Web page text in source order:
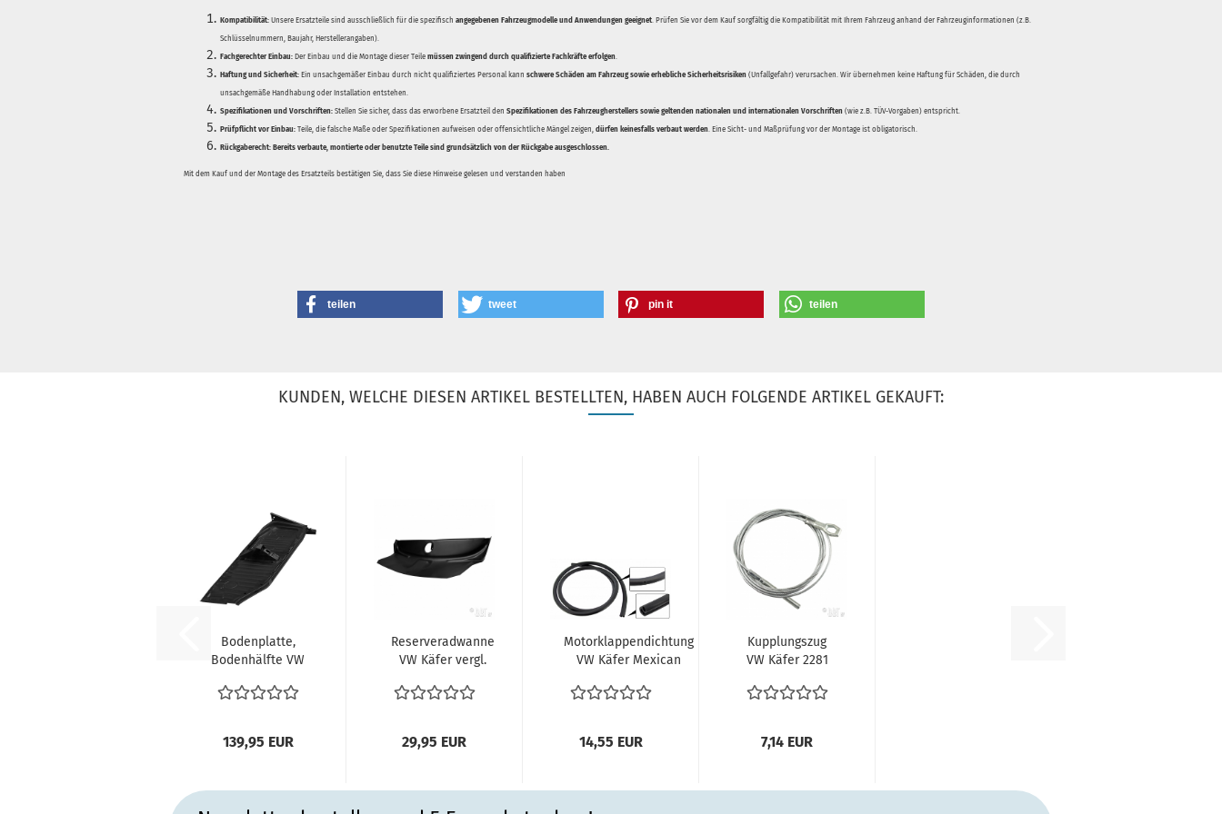
Kompatibilität: Unsere Ersatzteile sind ausschließlich für die spezifisch angegebenen Fahrzeugmodelle und Anwendungen geeignet. Prüfen Sie vor dem Kauf sorgfältig die Kompatibilität mit Ihrem Fahrzeug anhand der Fahrzeuginformationen (z.B.
Schlüsselnummern, Baujahr, Herstellerangaben).
Fachgerechter Einbau: Der Einbau und die Montage dieser Teile müssen zwingend durch qualifizierte Fachkräfte erfolgen.
Haftung und Sicherheit: Ein unsachgemäßer Einbau durch nicht qualifiziertes Personal kann schwere Schäden am Fahrzeug sowie erhebliche Sicherheitsrisiken (Unfallgefahr) verursachen. Wir übernehmen keine Haftung für Schäden, die durch
unsachgemäße Handhabung oder Installation entstehen.
Spezifikationen und Vorschriften: Stellen Sie sicher, dass das erworbene Ersatzteil den Spezifikationen des Fahrzeugherstellers sowie geltenden nationalen und internationalen Vorschriften (wie z.B. TÜV-Vorgaben) entspricht.
Prüfpflicht vor Einbau: Teile, die falsche Maße oder Spezifikationen aufweisen oder offensichtliche Mängel zeigen, dürfen keinesfalls verbaut werden. Eine Sicht- und Maßprüfung vor der Montage ist obligatorisch.
Rückgaberecht: Bereits verbaute, montierte oder benutzte Teile sind grundsätzlich von der Rückgabe ausgeschlossen.
Mit dem Kauf und der Montage des Ersatzteils bestätigen Sie, dass Sie diese Hinweise gelesen und verstanden haben
teilen tweet pin it teilen
KUNDEN, WELCHE DIESEN ARTIKEL BESTELLTEN, HABEN AUCH FOLGENDE ARTIKEL GEKAUFT:
Bodenplatte,
Bodenhälfte VW
Mexico...
139,95 EUR
Reserveradwanne
VW Käfer vergl.
Reserveradmulde...
29,95 EUR
Motorklappendichtung
VW Käfer Mexican
14,55 EUR
Kupplungszug
VW Käfer 2281
(ch. 112...
7,14 EUR